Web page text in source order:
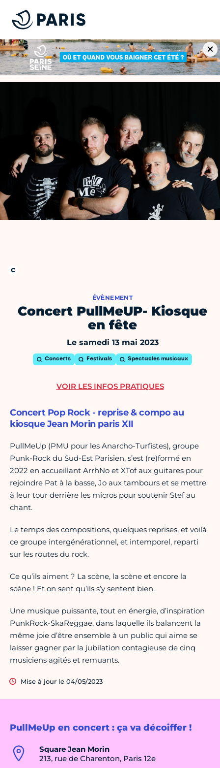
ÉVÈNEMENT
Concert PullMeUP- Kiosque
en fête
Le samedi 13 mai 2023
Concerts Festivals Spectacles musicaux
PullMeUp en concert : ça va décoiffer !
Square Jean Morin
213, rue de Charenton, Paris 12e
Concert Pop Rock - reprise & compo au
kiosque Jean Morin paris XII
PullMeUp (PMU pour les Anarcho-Turfistes), groupe
Punk-Rock du Sud-Est Parisien, s’est (re)formé en
2022 en accueillant ArrhNo et XTof aux guitares pour
rejoindre Pat à la basse, Jo aux tambours et se mettre
à leur tour derrière les micros pour soutenir Stef au
chant.
Le temps des compositions, quelques reprises, et voilà
ce groupe intergénérationnel, et intemporel, reparti
sur les routes du rock.
Ce qu’ils aiment ? La scène, la scène et encore la
scène ! Et on sent qu’ils s’y sentent bien.
Une musique puissante, tout en énergie, d’inspiration
PunkRock-SkaReggae, dans laquelle ils balancent la
même joie d’être ensemble à un public qui aime se
laisser gagner par la jubilation contagieuse de cinq
musiciens agités et remuants.
Mise à jour le 04/05/2023
VOIR LES INFOS PRATIQUES